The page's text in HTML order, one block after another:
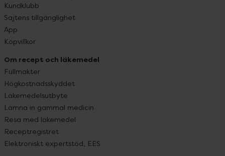
Kundklubb
Sajtens tillgänglighet
App
Köpvillkor
Om recept och läkemedel
Fullmakter
Högkostnadsskyddet
Läkemedelsutbyte
Lämna in gammal medicin
Resa med läkemedel
Receptregistret
Elektroniskt expertstöd, EES